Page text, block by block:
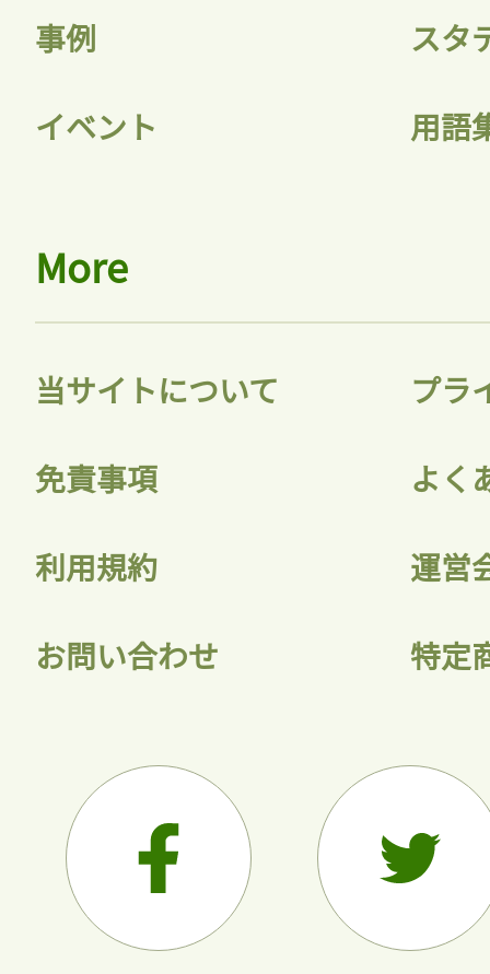
事例 スタ
イベント 用語
More
当サイトについて プラ
免責事項 よく
利用規約 運営
お問い合わせ 特定